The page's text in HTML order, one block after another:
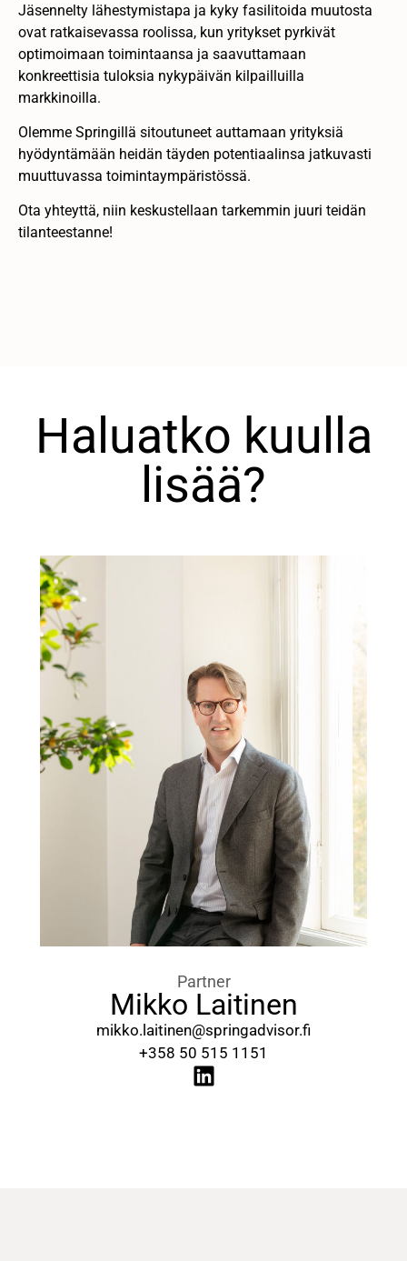
Jäsennelty lähestymistapa ja kyky fasilitoida muutosta
ovat ratkaisevassa roolissa, kun yritykset pyrkivät
optimoimaan toimintaansa ja saavuttamaan
konkreettisia tuloksia nykypäivän kilpailluilla
markkinoilla.
Olemme Springillä sitoutuneet auttamaan yrityksiä
hyödyntämään heidän täyden potentiaalinsa jatkuvasti
muuttuvassa toimintaympäristössä.
Ota yhteyttä, niin keskustellaan tarkemmin juuri teidän
tilanteestanne!
Haluatko kuulla
lisää?
Partner
Mikko Laitinen
mikko.laitinen@springadvisor.fi
+358 50 515 1151